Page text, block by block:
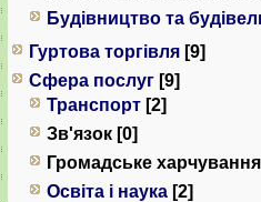
Будівництво та
Гуртова торгівля [9]
Сфера послуг [9]
Транспорт [2]
Зв'язок [0]
Громадське
Освіта і наука [2]